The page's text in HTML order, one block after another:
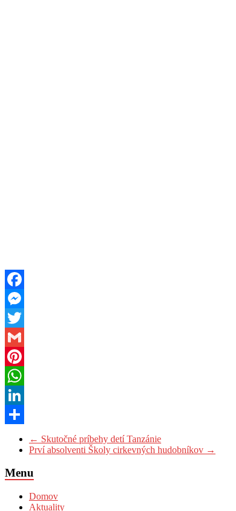
Facebook
Messenger
Twitter
Gmail
Pinterest
WhatsApp
LinkedIn
← Skutočné príbehy detí Tanzánie
Prví absolventi Školy cirkevných hudobníkov →
Menu
Domov
Aktuality